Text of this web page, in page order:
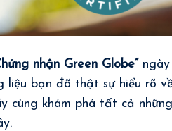
nhận Green Globe” ngày
liệu bạn đã thật sự hiểu rõ
cùng khám phá tất cả